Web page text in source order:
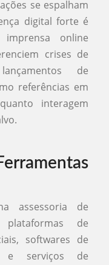
se espalham
digital forte é
online
crises de
de
referências em
interagem
assessoria de
de
softwares de
e serviços de